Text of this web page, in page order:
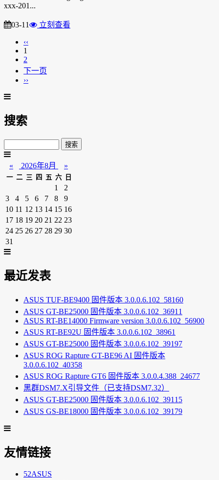
xxx-201...
03-11 立刻查看
‹‹
1
2
下一页
››
搜索
« 2026年8月 »
一 二 三 四 五 六 日
1
2
3
4 5 6 7 8
9
10 11 12 13 14 15 16
17 18 19 20 21 22 23
24 25 26 27 28 29 30
31
最近发表
ASUS TUF-BE9400 固件版本 3.0.0.6.102_58160
ASUS GT-BE25000 固件版本 3.0.0.6.102_36911
ASUS RT-BE14000 Firmware version 3.0.0.6.102_56900
ASUS RT-BE92U 固件版本 3.0.0.6.102_38961
ASUS GT-BE25000 固件版本 3.0.0.6.102_39197
ASUS ROG Rapture GT-BE96 AI 固件版本
3.0.0.6.102_40358
ASUS ROG Rapture GT6 固件版本 3.0.0.4.388_24677
黑群DSM7.X引导文件（已支持DSM7.32）
ASUS GT-BE25000 固件版本 3.0.0.6.102_39115
ASUS GS-BE18000 固件版本 3.0.0.6.102_39179
友情链接
52ASUS